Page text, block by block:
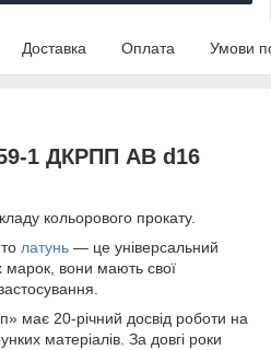
Доставка Оплата Умови
1 ДКРПП АВ d16
кольорового прокату.
латунь — це універсальний
марок, вони мають свої
має 20-річний досвід роботи на
матеріалів. За довгі роки